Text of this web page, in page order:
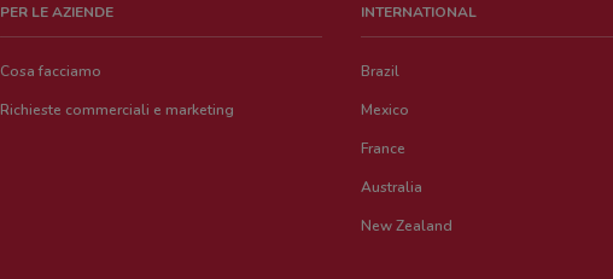
PER LE AZIENDE
Cosa facciamo
Richieste commerciali e marketing
INTERNATIONAL
Brazil
Mexico
France
Australia
New Zealand